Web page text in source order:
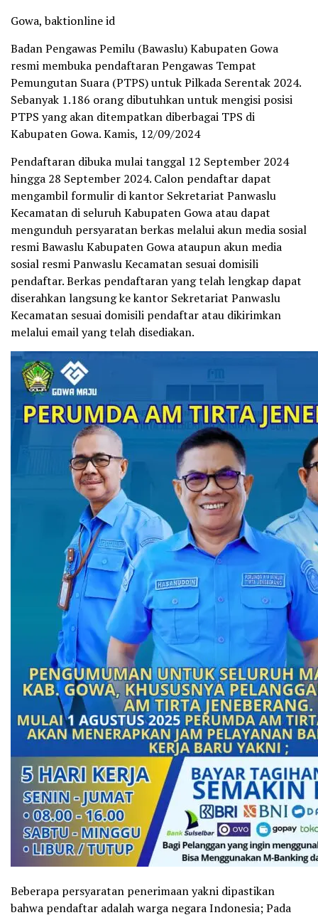
Gowa, baktionline id
Badan Pengawas Pemilu (Bawaslu) Kabupaten Gowa
resmi membuka pendaftaran Pengawas Tempat
Pemungutan Suara (PTPS) untuk Pilkada Serentak 2024.
Sebanyak 1.186 orang dibutuhkan untuk mengisi posisi
PTPS yang akan ditempatkan diberbagai TPS di
Kabupaten Gowa. Kamis, 12/09/2024
Pendaftaran dibuka mulai tanggal 12 September 2024
hingga 28 September 2024. Calon pendaftar dapat
mengambil formulir di kantor Sekretariat Panwaslu
Kecamatan di seluruh Kabupaten Gowa atau dapat
mengunduh persyaratan berkas melalui akun media sosial
resmi Bawaslu Kabupaten Gowa ataupun akun media
sosial resmi Panwaslu Kecamatan sesuai domisili
pendaftar. Berkas pendaftaran yang telah lengkap dapat
diserahkan langsung ke kantor Sekretariat Panwaslu
Kecamatan sesuai domisili pendaftar atau dikirimkan
melalui email yang telah disediakan.
Beberapa persyaratan penerimaan yakni dipastikan
bahwa pendaftar adalah warga negara Indonesia; Pada